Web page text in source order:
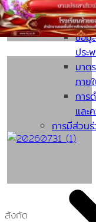
แนว
แจ้ง
ข้อมู
ประ
มาต
ภาย
การ
และ
การมีส่วน
สังกัด